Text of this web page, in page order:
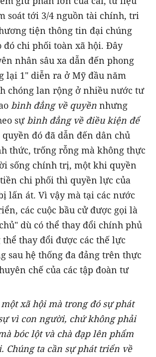
soát tới 3/4 nguồn tài chính, tri
tiện thông tin đại chúng
đó chi phối toàn xã hội. Đây
nhân sâu xa dẫn đến phong
lại 1" diễn ra ở Mỹ đầu năm
chóng lan rộng ở nhiều nước tư
bình đẳng về quyền nhưng
sựbình đẳng về điều kiện để
quyền đó đã dẫn đến dân chủ
thức, trống rỗng mà không thực
sống chính trị, một khi quyền
chi phối thì quyền lực của
lấn át. Vì vậy mà tại các nước
các cuộc bầu cử được gọi là
dù có thể thay đổi chính phủ
thay đổi được các thế lực
sau hệ thống đa đảng trên thực
chế của các tập đoàn tư
xã hội mà trong đó sự phát
vì con người, chứ không phải
bóc lột và chà đạp lên phẩm
Chúng ta cần sự phát triển về